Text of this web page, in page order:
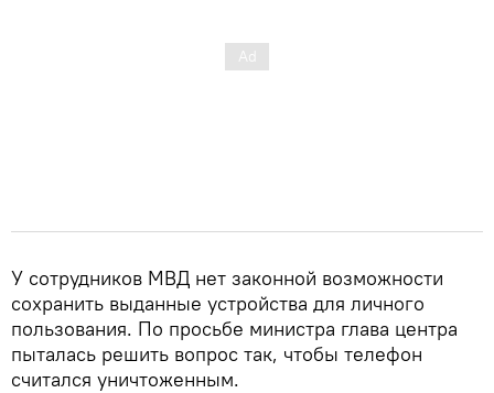
У сотрудников МВД нет законной возможности
сохранить выданные устройства для личного
пользования. По просьбе министра глава центра
пыталась решить вопрос так, чтобы телефон
считался уничтоженным.